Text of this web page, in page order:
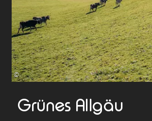
©
Grünes Allgäu